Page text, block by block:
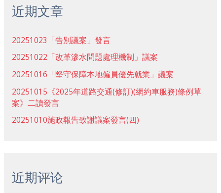
近期文章
20251023「告別議案」發言
20251022「改革滲水問題處理機制」議案
20251016「堅守保障本地僱員優先就業」議案
20251015《2025年道路交通(修訂)(網約車服務)條例草
案》二讀發言
20251010施政報告致謝議案發言(四)
近期评论